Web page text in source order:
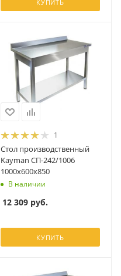
КУПИТЬ
1
Стол производственный
Kayman СП-242/1006
1000х600х850
В наличии
12 309 руб.
КУПИТЬ